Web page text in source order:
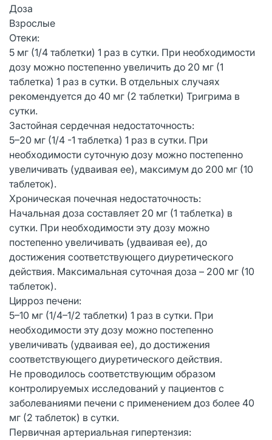
Доза
Взрослые
Отеки:
5 мг (1/4 таблетки) 1 раз в сутки. При необходимости
дозу можно постепенно увеличить до 20 мг (1
таблетка) 1 раз в сутки. В отдельных случаях
рекомендуется до 40 мг (2 таблетки) Тригрима в
сутки.
Застойная сердечная недостаточность:
5–20 мг (1/4 -1 таблетка) 1 раз в сутки. При
необходимости суточную дозу можно постепенно
увеличивать (удваивая ее), максимум до 200 мг (10
таблеток).
Хроническая почечная недостаточность:
Начальная доза составляет 20 мг (1 таблетка) в
сутки. При необходимости эту дозу можно
постепенно увеличивать (удваивая ее), до
достижения соответствующего диуретического
действия. Максимальная суточная доза – 200 мг (10
таблеток).
Цирроз печени:
5–10 мг (1/4–1/2 таблетки) 1 раз в сутки. При
необходимости эту дозу можно постепенно
увеличивать (удваивая ее), до достижения
соответствующего диуретического действия.
Не проводилось соответствующим образом
контролируемых исследований у пациентов с
заболеваниями печени с применением доз более 40
мг (2 таблеток) в сутки.
Первичная артериальная гипертензия: